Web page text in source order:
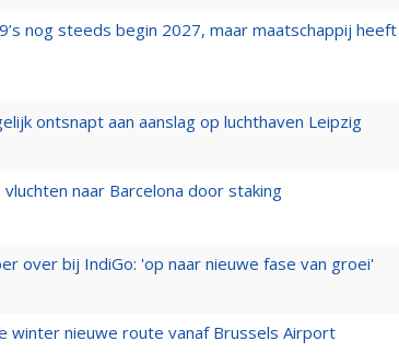
nog steeds begin 2027, maar maatschappij heeft
ontsnapt aan aanslag op luchthaven Leipzig
naar Barcelona door staking
over bij IndiGo: 'op naar nieuwe fase van groei'
winter nieuwe route vanaf Brussels Airport